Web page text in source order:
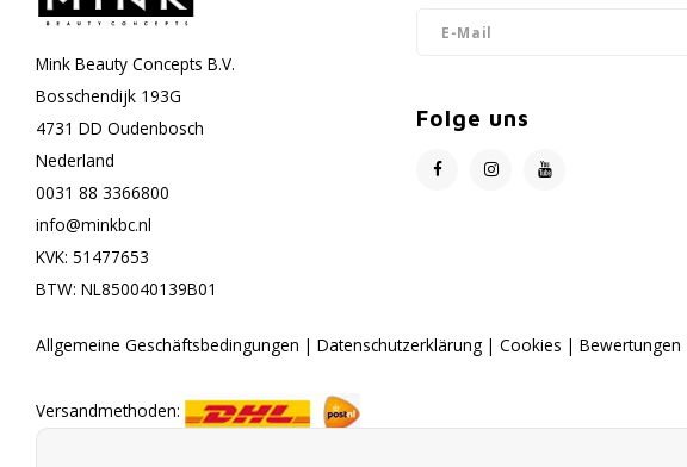
Mink Beauty Concepts B.V.
Bosschendijk 193G
4731 DD Oudenbosch
Nederland
0031 88 3366800
info@minkbc.nl
KVK: 51477653
BTW: NL850040139B01
Folge uns
Allgemeine Geschäftsbedingungen | Datenschutzerklärung | Cookies | Bewertungen
Versandmethoden: